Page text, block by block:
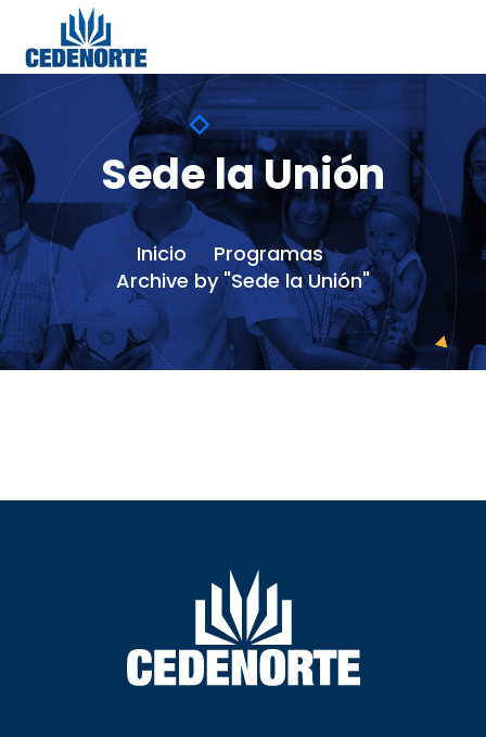
Sede la Unión
Inicio
Programas
Archive by "Sede la Unión"